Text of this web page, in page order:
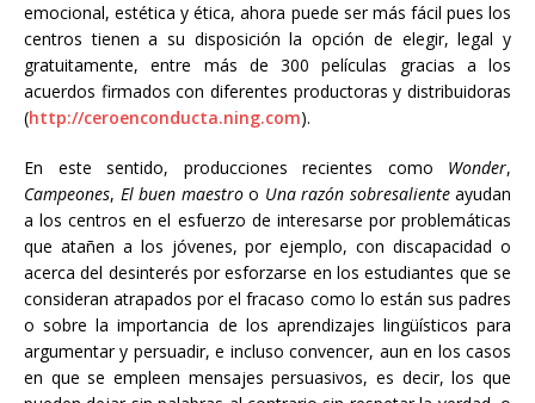
emocional, estética y ética, ahora puede ser más fácil pues los
centros tienen a su disposición la opción de elegir, legal y
gratuitamente, entre más de 300 películas gracias a los
acuerdos firmados con diferentes productoras y distribuidoras
(http://ceroenconducta.ning.com).
En este sentido, producciones recientes como Wonder,
Campeones, El buen maestroo Una razón sobresaliente ayudan
a los centros en el esfuerzo de interesarse por problemáticas
que atañen a los jóvenes, por ejemplo, con discapacidad o
acerca del desinterés por esforzarse en los estudiantes que se
consideran atrapados por el fracaso como lo están sus padres
o sobre la importancia de los aprendizajes lingüísticos para
argumentar y persuadir, e incluso convencer, aun en los casos
en que se empleen mensajes persuasivos, es decir, los que